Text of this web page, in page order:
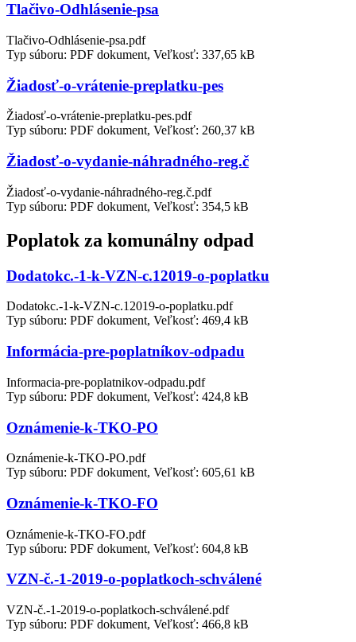
Tlačivo-Odhlásenie-psa
Tlačivo-Odhlásenie-psa.pdf
Typ súboru: PDF dokument, Veľkosť: 337,65 kB
Žiadosť-o-vrátenie-preplatku-pes
Žiadosť-o-vrátenie-preplatku-pes.pdf
Typ súboru: PDF dokument, Veľkosť: 260,37 kB
Žiadosť-o-vydanie-náhradného-reg.č
Žiadosť-o-vydanie-náhradného-reg.č.pdf
Typ súboru: PDF dokument, Veľkosť: 354,5 kB
Poplatok za komunálny odpad
Dodatokc.-1-k-VZN-c.12019-o-poplatku
Dodatokc.-1-k-VZN-c.12019-o-poplatku.pdf
Typ súboru: PDF dokument, Veľkosť: 469,4 kB
Informácia-pre-poplatníkov-odpadu
Informacia-pre-poplatnikov-odpadu.pdf
Typ súboru: PDF dokument, Veľkosť: 424,8 kB
Oznámenie-k-TKO-PO
Oznámenie-k-TKO-PO.pdf
Typ súboru: PDF dokument, Veľkosť: 605,61 kB
Oznámenie-k-TKO-FO
Oznámenie-k-TKO-FO.pdf
Typ súboru: PDF dokument, Veľkosť: 604,8 kB
VZN-č.-1-2019-o-poplatkoch-schválené
VZN-č.-1-2019-o-poplatkoch-schválené.pdf
Typ súboru: PDF dokument, Veľkosť: 466,8 kB